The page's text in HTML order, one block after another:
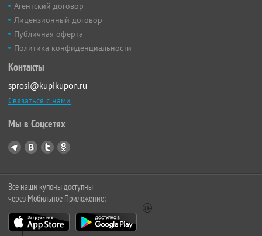
Агентский договор
Лицензионный договор
Публичная оферта
Политика конфиденциальности
Контакты
sprosi@kupikupon.ru
Связаться с нами
Мы в Соцсетях
Все наши купоны доступны
через Мобильное Приложение: